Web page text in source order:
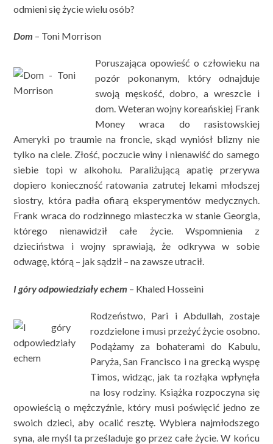
odmieni się życie wielu osób?
Dom – Toni Morrison
Poruszająca opowieść o człowieku na
pozór pokonanym, który odnajduje
swoją męskość, dobro, a wreszcie i
dom. Weteran wojny koreańskiej Frank
Money wraca do rasistowskiej
Ameryki po traumie na froncie, skąd wyniósł blizny nie
tylko na ciele. Złość, poczucie winy i nienawiść do samego
siebie topi w alkoholu. Paraliżującą apatię przerywa
dopiero konieczność ratowania zatrutej lekami młodszej
siostry, która padła ofiarą eksperymentów medycznych.
Frank wraca do rodzinnego miasteczka w stanie Georgia,
którego nienawidził całe życie. Wspomnienia z
dzieciństwa i wojny sprawiają, że odkrywa w sobie
odwagę, którą – jak sądził – na zawsze utracił.
I góry odpowiedziały echem – Khaled Hosseini
Rodzeństwo, Pari i Abdullah, zostaje
rozdzielone i musi przeżyć życie osobno.
Podążamy za bohaterami do Kabulu,
Paryża, San Francisco i na grecką wyspę
Timos, widząc, jak ta rozłąka wpłynęła
na losy rodziny. Książka rozpoczyna się
opowieścią o mężczyźnie, który musi poświęcić jedno ze
swoich dzieci, aby ocalić resztę. Wybiera najmłodszego
syna, ale myśl ta prześladuje go przez całe życie. W końcu